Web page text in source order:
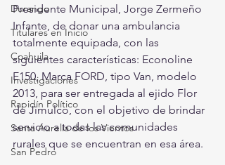
Durango
Titulares en Inicio
Coahuila
Investigaciones
Rapidín Político
Santa Aurelia de los Vientos
San Pedro
Presidente Municipal, Jorge Zermeño
Infante, de donar una ambulancia
totalmente equipada, con las
siguientes características: Econoline
E150, Marca FORD, tipo Van, modelo
2013, para ser entregada al ejido Flor
de Jimulco, con el objetivo de brindar
servicio a todas las comunidades
rurales que se encuentran en esa área.